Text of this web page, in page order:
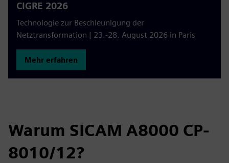
CIGRE 2026
Technologie zur Beschleunigung der
Netztransformation | 23.-28. August 2026 in Paris
Mehr erfahren
Warum SICAM A8000 CP-
8010/12?